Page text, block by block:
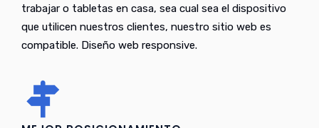
trabajar o tabletas en casa, sea cual sea el dispositivo
que utilicen nuestros clientes, nuestro sitio web es
compatible. Diseño web responsive.